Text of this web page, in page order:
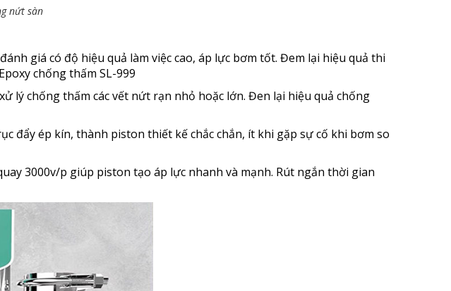
nứt sàn
giá có độ hiệu quả làm việc cao, áp lực bơm tốt. Đem lại hiệu quả thi
chống thấm SL-999
lý chống thấm các vết nứt rạn nhỏ hoặc lớn. Đen lại hiệu quả chống
đẩy ép kín, thành piston thiết kế chắc chắn, ít khi gặp sự cố khi bơm so
3000v/p giúp piston tạo áp lực nhanh và mạnh. Rút ngắn thời gian